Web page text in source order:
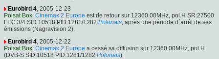
Eurobird 4 , 2005-12-23
Polsat Box: Cinemax 2 Europe est de retour sur 12360.00MHz, pol.H SR:27500
FEC:3/4 SID:10518 PID:1281/1282 Polonais , après une période d´arrêt de ses
émissions (Nagravision 2).
Eurobird 4 , 2005-12-22
Polsat Box: Cinemax 2 Europe a cessé sa diffusion sur 12360.00MHz, pol.H
(DVB-S SID:10518 PID:1281/1282 Polonais)